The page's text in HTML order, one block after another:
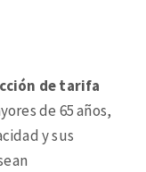
de tarifa
de 65 años,
y sus